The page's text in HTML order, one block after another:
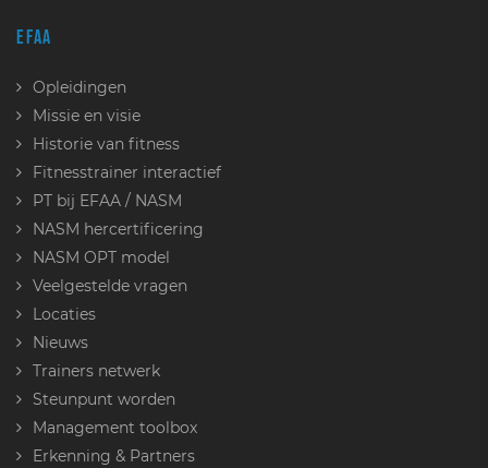
EFAA
Opleidingen
Missie en visie
Historie van fitness
Fitnesstrainer interactief
PT bij EFAA / NASM
NASM hercertificering
NASM OPT model
Veelgestelde vragen
Locaties
Nieuws
Trainers netwerk
Steunpunt worden
Management toolbox
Erkenning & Partners